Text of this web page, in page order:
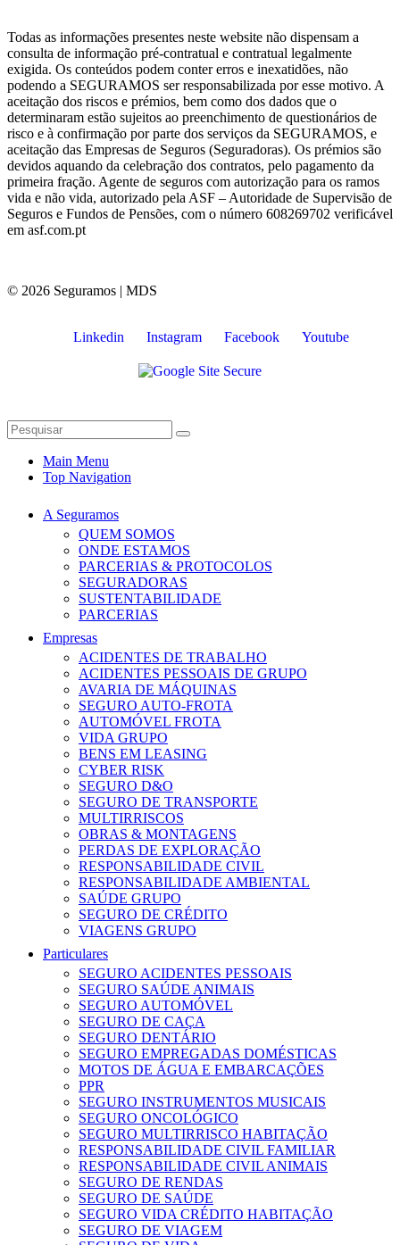
Todas as informações presentes neste website não dispensam a
consulta de informação pré-contratual e contratual legalmente
exigida. Os conteúdos podem conter erros e inexatidões, não
podendo a SEGURAMOS ser responsabilizada por esse motivo. A
aceitação dos riscos e prémios, bem como dos dados que o
determinaram estão sujeitos ao preenchimento de questionários de
risco e à confirmação por parte dos serviços da SEGURAMOS, e
aceitação das Empresas de Seguros (Seguradoras). Os prémios são
devidos aquando da celebração dos contratos, pelo pagamento da
primeira fração. Agente de seguros com autorização para os ramos
vida e não vida, autorizado pela ASF – Autoridade de Supervisão de
Seguros e Fundos de Pensões, com o número 608269702 verificável
em asf.com.pt
© 2026 Seguramos | MDS
Linkedin Instagram Facebook Youtube
Main Menu
Top Navigation
A Seguramos
QUEM SOMOS
ONDE ESTAMOS
PARCERIAS & PROTOCOLOS
SEGURADORAS
SUSTENTABILIDADE
PARCERIAS
Empresas
ACIDENTES DE TRABALHO
ACIDENTES PESSOAIS DE GRUPO
AVARIA DE MÁQUINAS
SEGURO AUTO-FROTA
AUTOMÓVEL FROTA
VIDA GRUPO
BENS EM LEASING
CYBER RISK
SEGURO D&O
SEGURO DE TRANSPORTE
MULTIRRISCOS
OBRAS & MONTAGENS
PERDAS DE EXPLORAÇÃO
RESPONSABILIDADE CIVIL
RESPONSABILIDADE AMBIENTAL
SAÚDE GRUPO
SEGURO DE CRÉDITO
VIAGENS GRUPO
Particulares
SEGURO ACIDENTES PESSOAIS
SEGURO SAÚDE ANIMAIS
SEGURO AUTOMÓVEL
SEGURO DE CAÇA
SEGURO DENTÁRIO
SEGURO EMPREGADAS DOMÉSTICAS
MOTOS DE ÁGUA E EMBARCAÇÕES
PPR
SEGURO INSTRUMENTOS MUSICAIS
SEGURO ONCOLÓGICO
SEGURO MULTIRRISCO HABITAÇÃO
RESPONSABILIDADE CIVIL FAMILIAR
RESPONSABILIDADE CIVIL ANIMAIS
SEGURO DE RENDAS
SEGURO DE SAÚDE
SEGURO VIDA CRÉDITO HABITAÇÃO
SEGURO DE VIAGEM